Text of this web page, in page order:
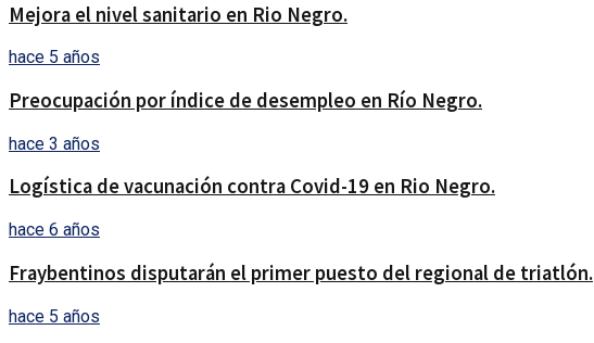
Mejora el nivel sanitario en Rio Negro.
hace 5 años
Preocupación por índice de desempleo en Río Negro.
hace 3 años
Logística de vacunación contra Covid-19 en Rio Negro.
hace 6 años
Fraybentinos disputarán el primer puesto del regional de triatlón.
hace 5 años